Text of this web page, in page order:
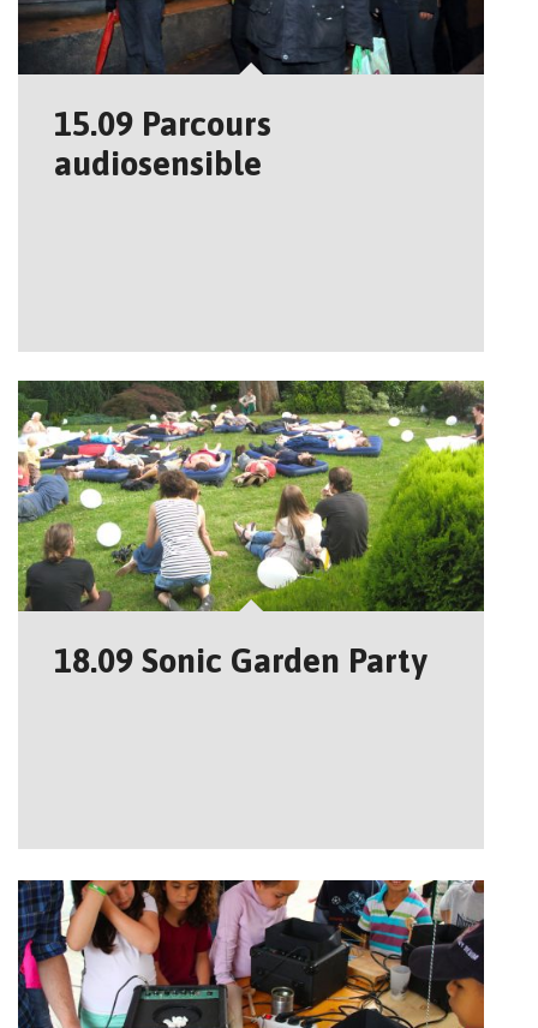
15.09 Parcours
audiosensible
18.09 Sonic Garden Party